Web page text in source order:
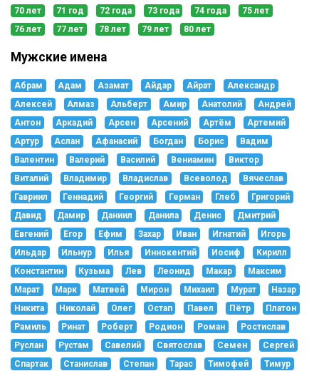
70 лет
71 год 72 года 73 года 74 года
75 лет
76 лет
77 лет 78 лет 79 лет 80 лет
Мужские имена
Абрам Адам Азамат Айдар Айрат
Александр
Алексей
Алмаз Альберт Амир Анатолий
Андрей
Антон
Аркадий Арсен Арсений Артём
Артемий
Артур
Аслан Афанасий Богдан Борис
Вадим
Валентин
Валерий Василий Вениамин
Виктор
Виталий
Владимир Владислав Всеволод
Вячеслав
Гавриил
Геннадий Георгий Герман Глеб
Григорий
Давид
Дамир Даниил Данила Денис
Дмитрий
Евгений
Егор Ефим Захар Иван Игнатий
Игорь
Ильдар
Ильнур Илья Иннокентий Иосиф
Кирилл
Константин
Кузьма Лев Леонид Макар
Максим
Марат
Марк Матвей Мирон Михаил Мурат
Назар
Никита
Николай Олег Остап Павел Пётр
Платон
Рамиль
Ринат Роберт Родион Роман
Ростислав
Руслан
Рустам Савелий Святослав Семен
Сергей
Спартак
Станислав Степан Тарас Тимофей
Тимур